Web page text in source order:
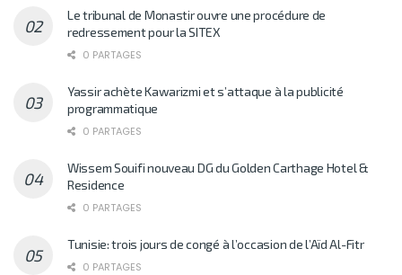
Le tribunal de Monastir ouvre une procédure de
redressement pour la SITEX
0 PARTAGES
Yassir achète Kawarizmi et s’attaque à la publicité
programmatique
0 PARTAGES
Wissem Souifi nouveau DG du Golden Carthage Hotel &
Residence
0 PARTAGES
Tunisie: trois jours de congé à l’occasion de l’Aïd Al-Fitr
0 PARTAGES